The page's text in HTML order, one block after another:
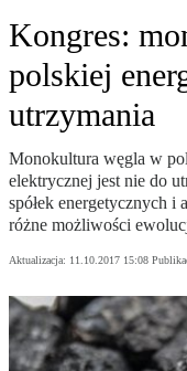
Kongres:
polskiej
utrzymania
Monokultura węgla w
elektrycznej jest nie do
spółek energetycznych i
różne możliwości
Aktualizacja: 11.10.2017 15:08